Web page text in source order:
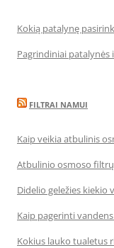
Kokią patalynę
Pagrindiniai patalynės
FILTRAI NAMUI
Kaip veikia atbulinis
Atbulinio osmoso
Didelio geležies kiekio
Kaip pagerinti
Kokius lauko tualetus